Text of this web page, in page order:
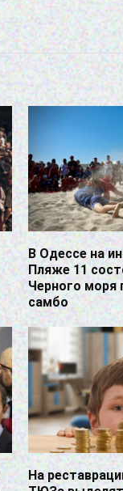
В Одессе на
Пляже 11
Черного моря
самбо
На